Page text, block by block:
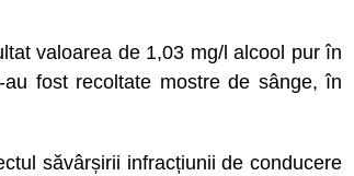
valoarea de 1,03 mg/l alcool pur în
fost recoltate mostre de sânge, în
săvârșirii infracțiunii de conducere